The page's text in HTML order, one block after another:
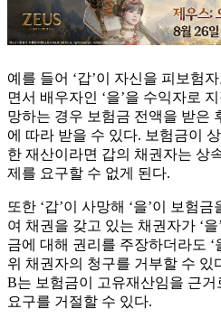
예를 들어 ‘갑’이 자신을 피보험
면서 배우자인 ‘을’을 수익자로
망하는 경우 보험금 전액을 받은
에 따라 받을 수 있다. 보험금이
한 재산이라면 갑의 채권자는 상
제를 요구할 수 없게 된다.
또한 ‘갑’이 사망해 ‘을’이 보험
여 채권을 갖고 있는 채권자가 ‘
금에 대해 권리를 주장하더라도 ‘
위 채권자의 청구를 거부할 수 있
B는 보험금이 고유재산임을 근
요구를 거절할 수 있다.